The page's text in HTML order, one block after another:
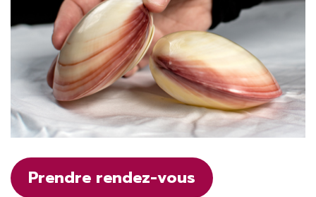
Prendre rendez-vous